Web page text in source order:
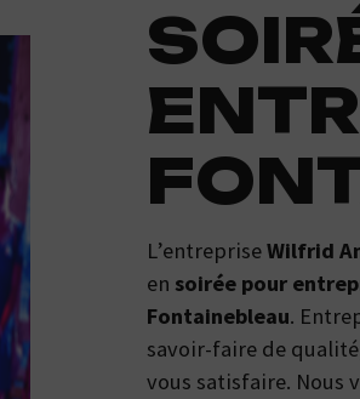
SOIRÉE POUR
L’entrepriseWilfrid
en soirée pour
Fontainebleau.
savoir-faire de
vous satisfaire. Nous